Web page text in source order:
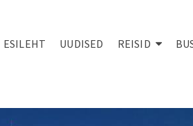
ESILEHT UUDISED REISID